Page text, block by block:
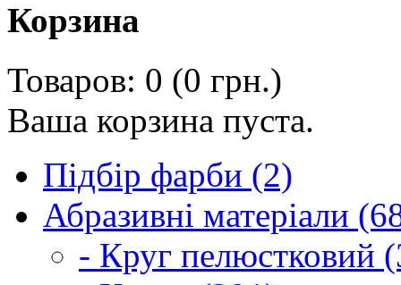
Корзина
Товаров: 0 (0 грн.)
Ваша корзина пуста.
Підбір фарби (2)
Абразивні матеріали
- Круг пелюстковий